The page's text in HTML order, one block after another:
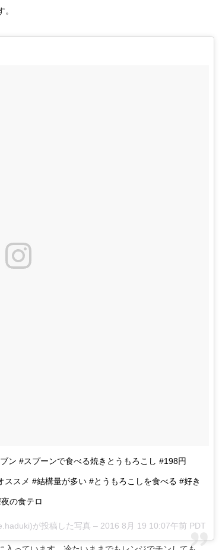
#スプーンで食べる焼きとうもろこし #198円
スメ #結構量が多い #とうもろこしを食べる #好き
の食テロ
が投稿した写真 – 2016 8月 19 10:07午前 PDT